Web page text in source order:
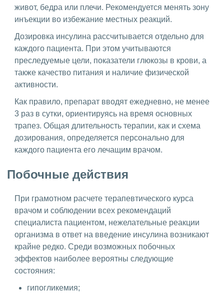
живот, бедра или плечи. Рекомендуется менять зону
инъекции во избежание местных реакций.
Дозировка инсулина рассчитывается отдельно для
каждого пациента. При этом учитываются
преследуемые цели, показатели глюкозы в крови, а
также качество питания и наличие физической
активности.
Как правило, препарат вводят ежедневно, не менее
3 раз в сутки, ориентируясь на время основных
трапез. Общая длительность терапии, как и схема
дозирования, определяется персонально для
каждого пациента его лечащим врачом.
Побочные действия
При грамотном расчете терапевтического курса
врачом и соблюдении всех рекомендаций
специалиста пациентом, нежелательные реакции
организма в ответ на введение инсулина возникают
крайне редко. Среди возможных побочных
эффектов наиболее вероятны следующие
состояния:
гипогликемия;